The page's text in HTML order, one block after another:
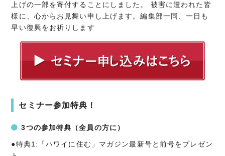
上げの一部を寄付することにしました。 被害に遭われた皆
様に、心からお見舞い申し上げます。編集部一同、一日も
早い復興をお祈りします
セミナー参加特典！
3つの参加特典（全員の方に）
●特典1:「ハワイに住む」マガジン最新号と前号をプレゼン